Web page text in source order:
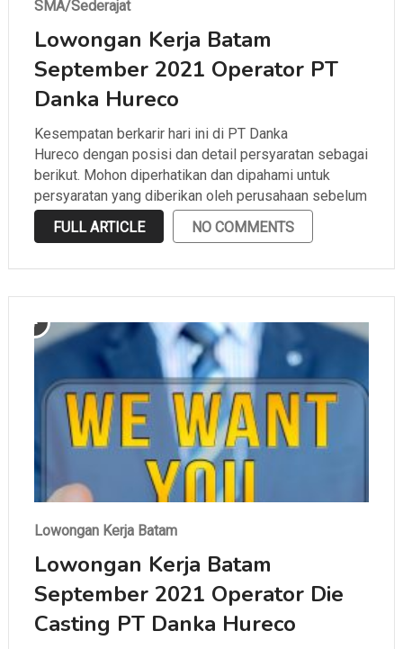
SMA/Sederajat
Lowongan Kerja Batam
September 2021 Operator PT
Danka Hureco
Kesempatan berkarir hari ini di PT Danka
Hureco dengan posisi dan detail persyaratan sebagai
berikut. Mohon diperhatikan dan dipahami untuk
persyaratan yang diberikan oleh perusahaan sebelum
melamar.
FULL ARTICLE NO COMMENTS
Lowongan Kerja Batam
Lowongan Kerja Batam
September 2021 Operator Die
Casting PT Danka Hureco